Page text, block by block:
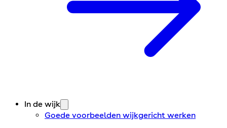
In de wijk
Goede voorbeelden wijkgericht werken